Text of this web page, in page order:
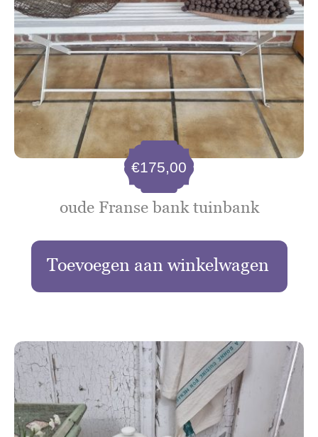
oude Franse bank tuinbank
€175,00
Toevoegen aan winkelwagen